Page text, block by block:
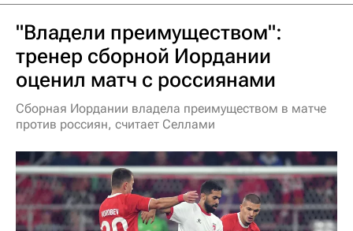
"Владели преимуществом":
тренер сборной Иордании
оценил матч с россиянами
Сборная Иордании владела преимуществом в матче
против россиян, считает Селлами